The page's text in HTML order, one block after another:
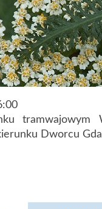
tramwajowym
Dworcu